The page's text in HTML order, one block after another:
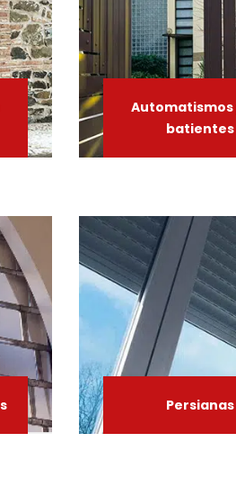
Automatismos
batientes
Persianas